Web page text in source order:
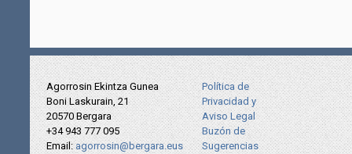
Agorrosin Ekintza Gunea
Boni Laskurain, 21
20570 Bergara
+34 943 777 095
Email:agorrosin@bergara.eus
Política de
Privacidad y
Aviso Legal
Buzón de
Sugerencias